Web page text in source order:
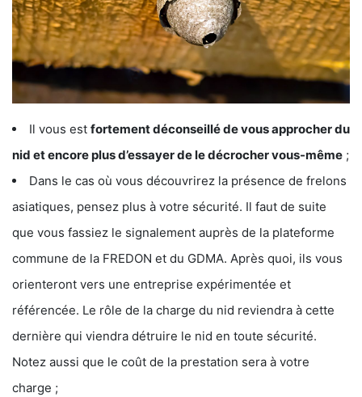
Il vous est fortement déconseillé de vous approcher du
nid et encore plus d’essayer de le décrocher vous-même ;
Dans le cas où vous découvrirez la présence de frelons
asiatiques, pensez plus à votre sécurité. Il faut de suite
que vous fassiez le signalement auprès de la plateforme
commune de la FREDON et du GDMA. Après quoi, ils vous
orienteront vers une entreprise expérimentée et
référencée. Le rôle de la charge du nid reviendra à cette
dernière qui viendra détruire le nid en toute sécurité.
Notez aussi que le coût de la prestation sera à votre
charge ;